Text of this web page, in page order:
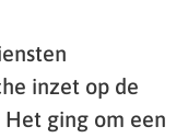
inzet op de
Het ging om een